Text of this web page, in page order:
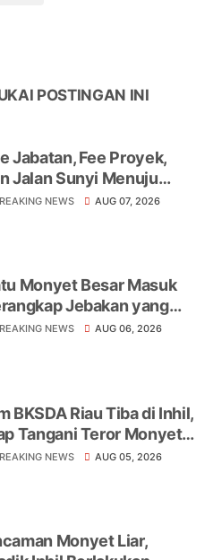
POSTINGAN INI
Jabatan, Fee Proyek,
Jalan Sunyi Menuju
Tangkap Tangan
NEWS AUG 07, 2026
Monyet Besar Masuk
Jebakan yang
di Belakang
NEWS AUG 06, 2026
BKSDA Riau Tiba di Inhil,
Tangani Teror Monyet
yang Telah Melukai 18
NEWS AUG 05, 2026
Monyet Liar,